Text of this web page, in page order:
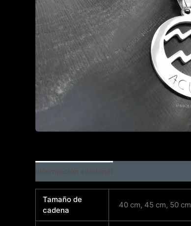
Tamaño de
cadena
40 cm, 45 cm, 50 cm